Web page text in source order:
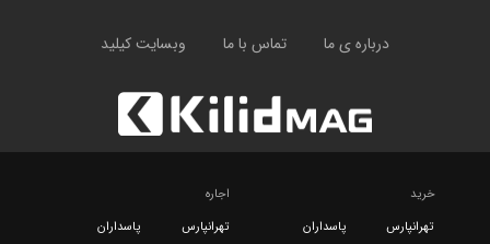
درباره ی ما تماس با ما وبسایت کیلید
خرید
تهرانپارس
پاسداران
اجاره
تهرانپارس
پاسداران